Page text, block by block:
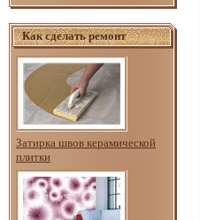
Как сделать ремонт
Затирка швов керамической
плитки